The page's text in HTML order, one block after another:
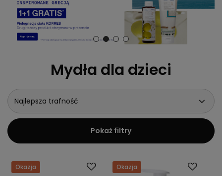
Mydła dla dzieci
Najlepsza trafność
Pokaż filtry
Okazja Okazja